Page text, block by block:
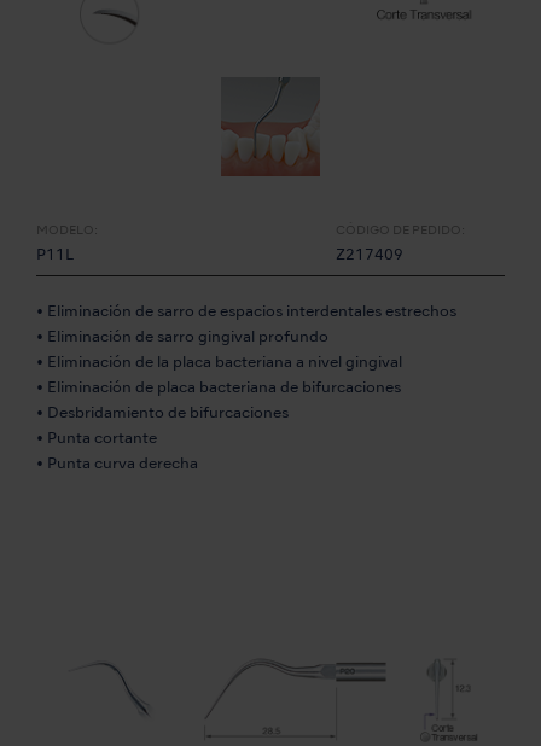
MODELO:
P11L
CÓDIGO DE PEDIDO:
Z217409
• Eliminación de sarro de espacios interdentales estrechos
• Eliminación de sarro gingival profundo
• Eliminación de la placa bacteriana a nivel gingival
• Eliminación de placa bacteriana de bifurcaciones
• Desbridamiento de bifurcaciones
• Punta cortante
• Punta curva derecha